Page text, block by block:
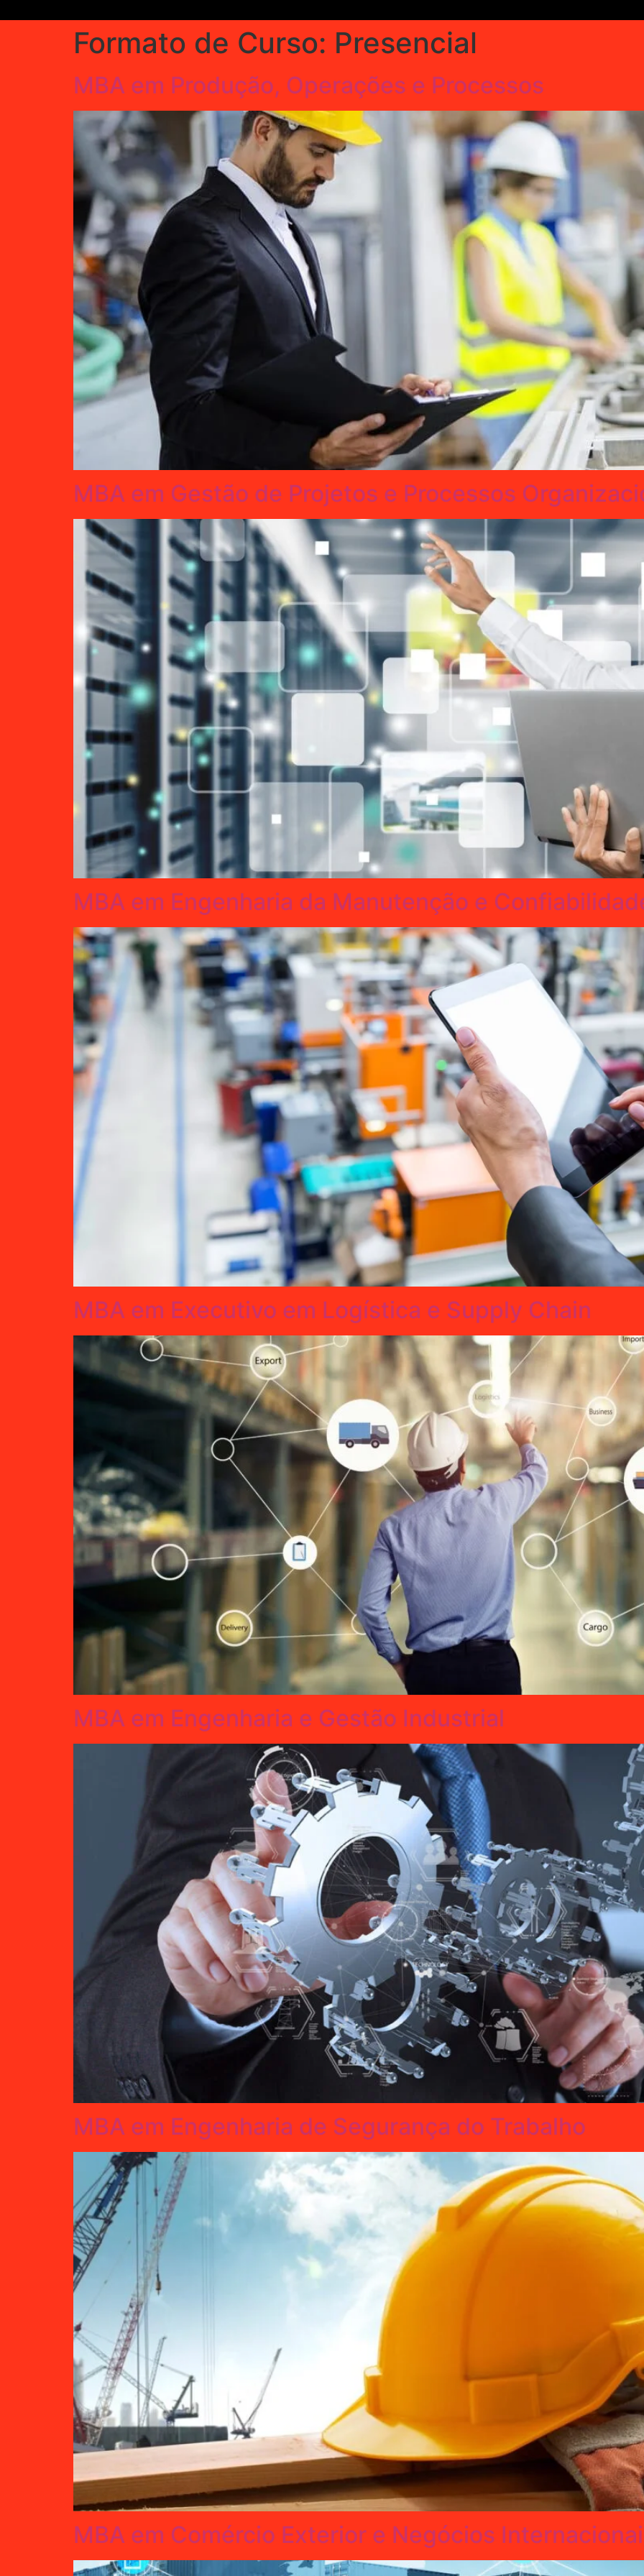
Formato de Curso: Presencial
MBA em Produção, Operações e Processos
MBA em Gestão de Projetos e Processos
MBA em Engenharia da Manutenção e
MBA em Executivo em Logística e Supply Chain
MBA em Engenharia e Gestão Industrial
MBA em Engenharia de Segurança do Trabalho
MBA em Comércio Exterior e Negócios